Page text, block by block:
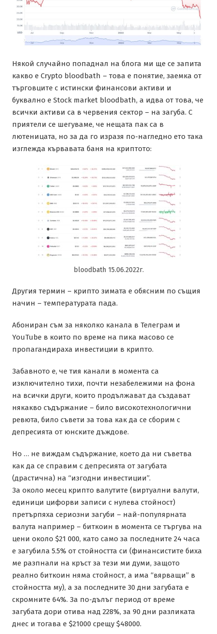
Някой случайно попаднал на блога ми ще се запита
какво е Crypto bloodbath – това е понятие, заемка от
търговците с истински финансови активи и
буквално е Stock market bloodbath, а идва от това, че
всички активи са в червения сектор – на загуба. С
приятели се шегуваме, че нещата пак са в
лютеницата, но за да го изразя по-нагледно ето така
изглежда кървавата баня на криптото:
bloodbath 15.06.2022г.
Другия термин – крипто зимата е обясним по същия
начин – температурата пада.
Абониран съм за няколко канала в Телеграм и
YouTube в които по време на пика масово се
пропагандираха инвестиции в крипто.
Забавното е, че тия канали в момента са
изключително тихи, почти незабележими на фона
на всички други, които продължават да създават
някакво съдържание – било високотехнологични
ревюта, било съвети за това как да се сборим с
депресията от юнските дъждове.
Но … не виждам съдържание, което да ни съветва
как да се справим с депресията от загубата
(драстична) на “изгодни инвестиции”.
За около месец крипто валутите (виртуални валути,
единици цифорви записи с нулева стойност)
претърпяха сериозни загуби – най-популярната
валута например – биткоин в момента се търгува на
цени около $21 000, като само за последните 24 часа
е загубила 5.5% от стойността си (финансистите биха
ме разпнали на кръст за тези ми думи, защото
реално биткоин няма стойност, а има “вярващи” в
стойността му), а за последните 30 дни загубата е
скромните 64%. За по-дълъг период от време
загубата дори отива над 228%, за 90 дни разликата
днес и тогава е $21000 срещу $48000.